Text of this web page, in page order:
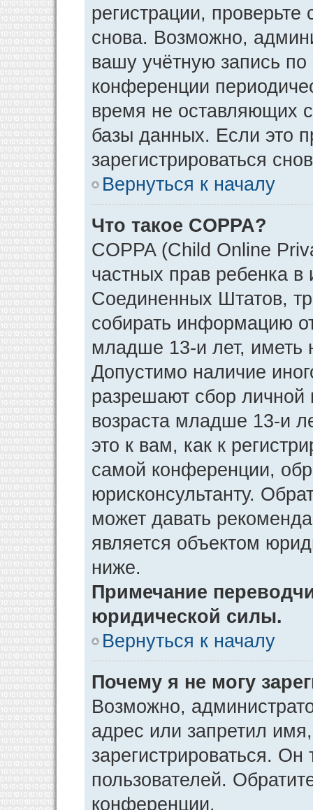
регистрации,
снова. Возможно,
вашу учётную запись
конференции
время не оставляющих
базы данных. Если это
зарегистрироваться
Вернуться к началу
Что такое COPPA?
COPPA (Child Online
частных прав ребенка в
Соединенных Штатов,
собирать информацию
младше 13-и лет, иметь
Допустимо наличие
разрешают сбор
возраста младше 13-и
это к вам, как к
самой конференции,
юрисконсультанту.
может давать
является объектом
ниже.
Примечание
юридической силы.
Вернуться к началу
Почему я не могу
Возможно,
адрес или запретил
зарегистрироваться.
пользователей.
конференции.